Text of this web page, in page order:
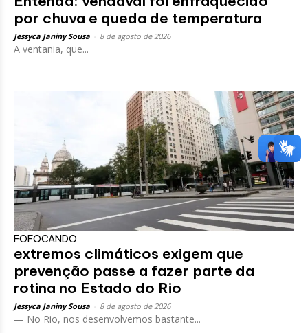
por chuva e queda de temperatura
Jessyca Janiny Sousa 8 de agosto de 2026
A ventania, que...
FOFOCANDO
extremos climáticos exigem que
prevenção passe a fazer parte da
rotina no Estado do Rio
Jessyca Janiny Sousa 8 de agosto de 2026
— No Rio, nos desenvolvemos bastante...